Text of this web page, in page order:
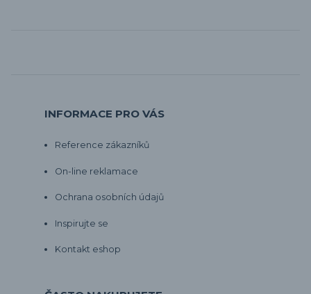
INFORMACE PRO VÁS
Reference zákazníků
On-line reklamace
Ochrana osobních údajů
Inspirujte se
Kontakt eshop